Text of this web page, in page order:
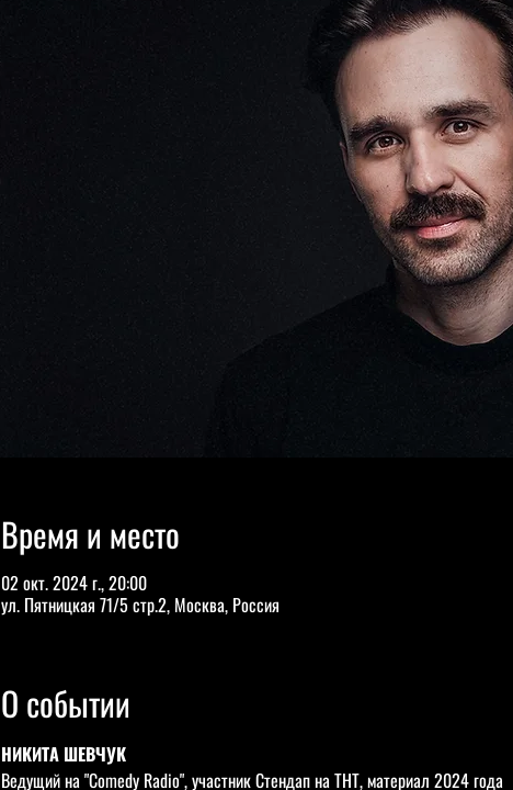
Время и место
02 окт. 2024 г., 20:00
ул. Пятницкая 71/5 стр.2, Москва, Россия
О событии
НИКИТА ШЕВЧУК
Ведущий на "Comedy Radio", участник Стендап на ТНТ, материал 2024